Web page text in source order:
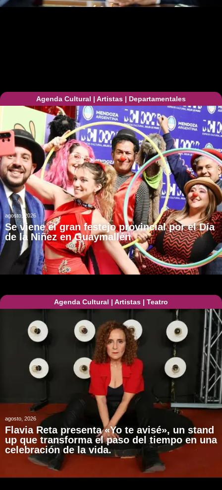
Agenda Cultural | Artistas | Departamentales
agosto, 2026
Se viene el gran festejo provincial por el Día
de la Niñez en Guaymallén
Agenda Cultural | Artistas | Teatro
agosto, 2026
Flavia Reta presenta «Yo te avisé», un stand
up que transforma el paso del tiempo en una
celebración de la vida.